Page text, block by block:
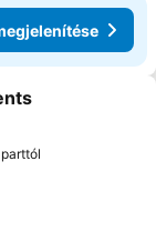
kedvencekhez